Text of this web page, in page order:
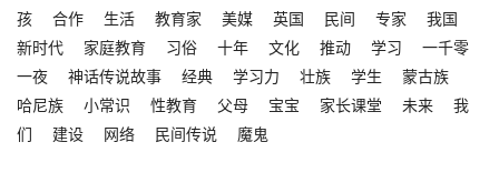
孩
合作 生活 教育家 美媒 英国 民间 专家
我国
新时代
家庭教育 习俗 十年 文化 推动 学习
一千零
一夜
神话传说故事 经典 学习力 壮族 学生
蒙古族
哈尼族
小常识 性教育 父母 宝宝 家长课堂 未来
我
们
建设 网络 民间传说 魔鬼